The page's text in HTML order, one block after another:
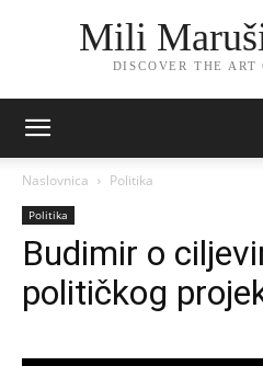
Mili
DISCOVER THE ART
Naslovnica Politika
Politika
Budimir o
političkog